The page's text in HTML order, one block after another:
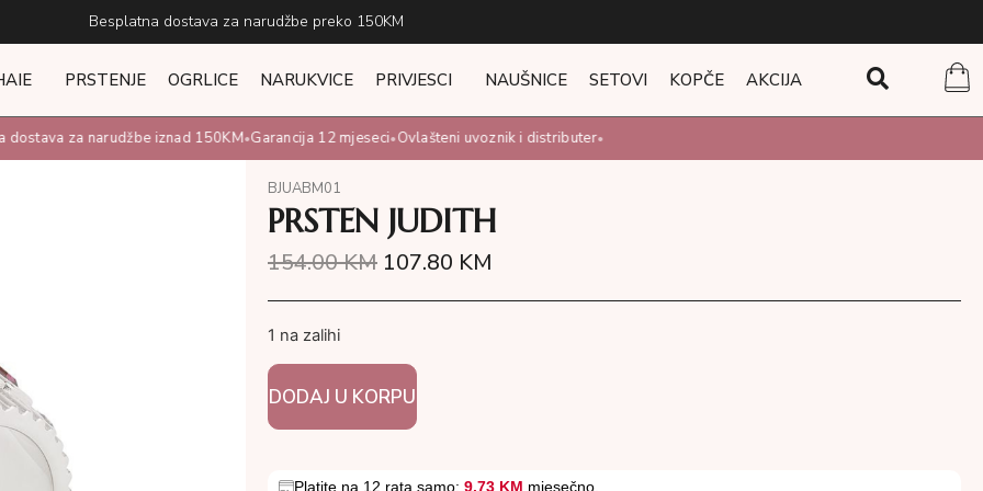
Besplatna dostava za narudžbe preko 150KM
PRSTENJE OGRLICE NARUKVICE PRIVJESCI NAUŠNICE SETOVI KOPČE AKCIJA
za narudžbe iznad 150KM•Garancija 12 mjeseci•Ovlašteni uvoznik i distributer•
BJUABM01
PRSTEN JUDITH
154.00KM 107.80 KM
1 na zalihi
DODAJ U KORPU
Platite na 12 rata samo: 9.73 KM mjesečno.